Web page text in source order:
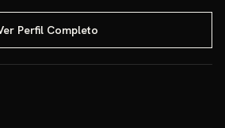
Perfil Completo